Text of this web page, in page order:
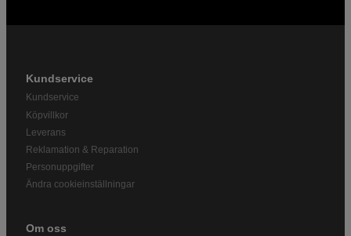
Kundservice
Kundservice
Köpvillkor
Leverans
Reklamation & Reparation
Personuppgifter
Ändra cookieinställningar
Om oss